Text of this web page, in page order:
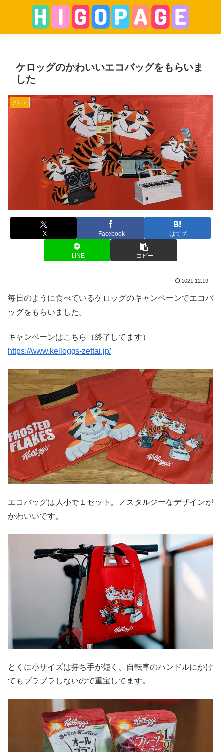
ケロッグのかわいいエコバッグをもらいま
した
グルメ
X Facebook はてブ
LINE コピー
2021.12.19
毎日のように食べているケロッグのキャンペーンでエコバ
ッグをもらいました。
キャンペーンはこちら（終了してます）
https://www.kelloggs-zettai.jp/
エコバッグは大小で１セット。ノスタルジーなデザインが
かわいいです。
とくに小サイズは持ち手が短く、自転車のハンドルにかけ
てもブラブラしないので重宝してます。